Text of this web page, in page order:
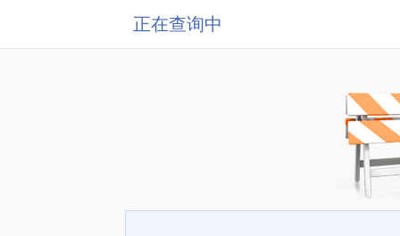
正在查询中